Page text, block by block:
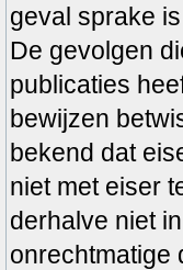
geval sprake
De gevolgen
publicaties
bewijzen
bekend dat
niet met eiser
derhalve niet
onrechtmatige